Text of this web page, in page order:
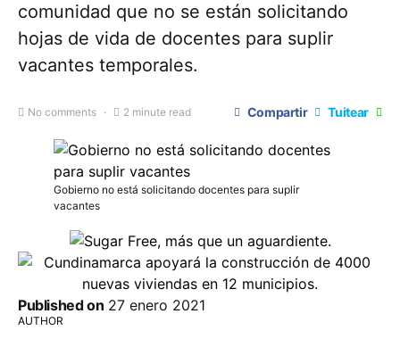
comunidad que no se están solicitando
hojas de vida de docentes para suplir
vacantes temporales.
No comments 2 minute read Compartir Tuitear
Gobierno no está solicitando docentes para suplir
vacantes
Published on 27 enero 2021
AUTHOR